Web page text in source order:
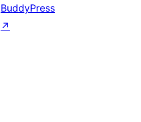
BuddyPress
↗